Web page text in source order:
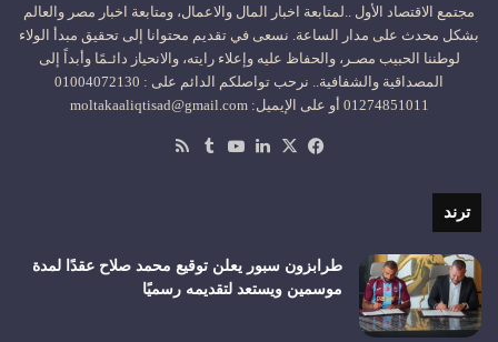
مجتمع الاقتصاد الأول ..لمتابعة اخبار المال والاعمال، ومتابعة اخبار مصر والعالم
بشكل محدث على مدار الساعة. نسعى في تقديم محتوانا إلى تحقيق مبدأ الولاء
لوطننا الحبيب مصـر، والحفاظ عليه وإعلاء رايته، والانحياز دائـمًا وأبداً إلى
المصداقية والشفافية.. نرحب تواصلكم الدائم على : 01004072130
01274851011 أو على الإيميل: moltakaaliqtisad@gmail.com
فيسبوك
‫X لينكدإن‫YouTube
ترند
طرابزون سبور يعلن توقيع محمد صلاح عقدًا لمدة
موسمين ويستعد لتقديمه رسميًا